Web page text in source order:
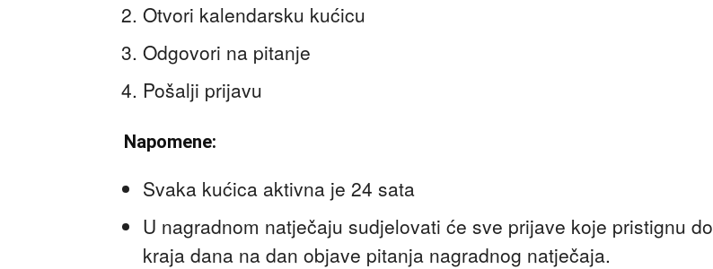
Otvori kalendarsku kućicu
Odgovori na pitanje
Pošalji prijavu
Napomene:
Svaka kućica aktivna je 24 sata
U nagradnom natječaju sudjelovati će sve prijave koje pristignu do
kraja dana na dan objave pitanja nagradnog natječaja.